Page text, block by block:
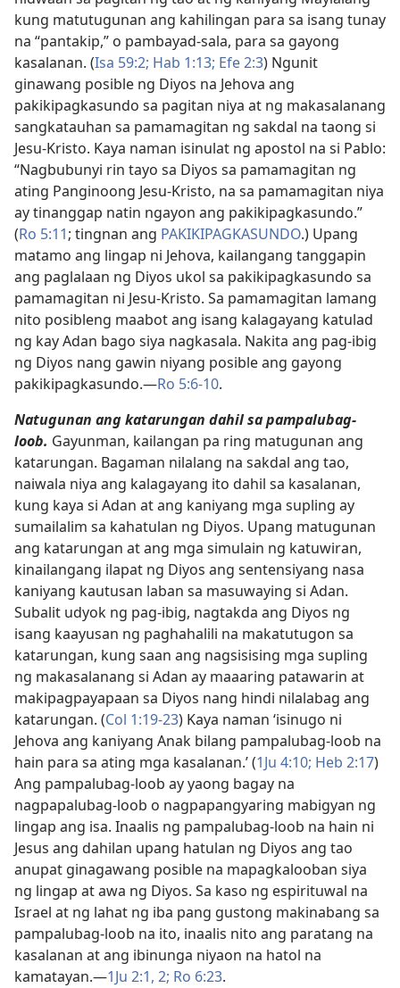
kung matutugunan ang kahilingan para sa isang tunay
na “pantakip,” o pambayad-sala, para sa gayong
kasalanan. (Isa 59:2; Hab 1:13; Efe 2:3) Ngunit
ginawang posible ng Diyos na Jehova ang
pakikipagkasundo sa pagitan niya at ng makasalanang
sangkatauhan sa pamamagitan ng sakdal na taong si
Jesu-Kristo. Kaya naman isinulat ng apostol na si Pablo:
“Nagbubunyi rin tayo sa Diyos sa pamamagitan ng
ating Panginoong Jesu-Kristo, na sa pamamagitan niya
ay tinanggap natin ngayon ang pakikipagkasundo.”
(Ro 5:11; tingnan ang PAKIKIPAGKASUNDO.) Upang
matamo ang lingap ni Jehova, kailangang tanggapin
ang paglalaan ng Diyos ukol sa pakikipagkasundo sa
pamamagitan ni Jesu-Kristo. Sa pamamagitan lamang
nito posibleng maabot ang isang kalagayang katulad
ng kay Adan bago siya nagkasala. Nakita ang pag-ibig
ng Diyos nang gawin niyang posible ang gayong
pakikipagkasundo.​—Ro 5:6-10.
Natugunan ang katarungan dahil sa pampalubag-
loob. Gayunman, kailangan pa ring matugunan ang
katarungan. Bagaman nilalang na sakdal ang tao,
naiwala niya ang kalagayang ito dahil sa kasalanan,
kung kaya si Adan at ang kaniyang mga supling ay
sumailalim sa kahatulan ng Diyos. Upang matugunan
ang katarungan at ang mga simulain ng katuwiran,
kinailangang ilapat ng Diyos ang sentensiyang nasa
kaniyang kautusan laban sa masuwaying si Adan.
Subalit udyok ng pag-ibig, nagtakda ang Diyos ng
isang kaayusan ng paghahalili na makatutugon sa
katarungan, kung saan ang nagsisising mga supling
ng makasalanang si Adan ay maaaring patawarin at
makipagpayapaan sa Diyos nang hindi nilalabag ang
katarungan. (Col 1:19-23) Kaya naman ‘isinugo ni
Jehova ang kaniyang Anak bilang pampalubag-loob na
hain para sa ating mga kasalanan.’ (1Ju 4:10; Heb 2:17)
Ang pampalubag-loob ay yaong bagay na
nagpapalubag-loob o nagpapangyaring mabigyan ng
lingap ang isa. Inaalis ng pampalubag-loob na hain ni
Jesus ang dahilan upang hatulan ng Diyos ang tao
anupat ginagawang posible na mapagkalooban siya
ng lingap at awa ng Diyos. Sa kaso ng espirituwal na
Israel at ng lahat ng iba pang gustong makinabang sa
pampalubag-loob na ito, inaalis nito ang paratang na
kasalanan at ang ibinunga niyaon na hatol na
kamatayan.​—1Ju 2:1, 2; Ro 6:23.